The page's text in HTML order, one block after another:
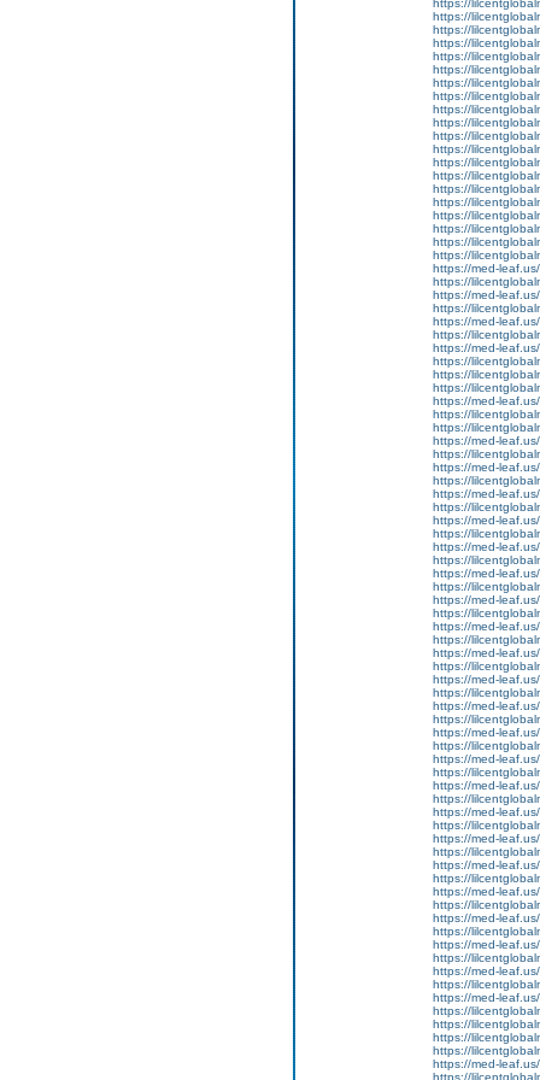
https://
https://
https://
https://
https://
https://
https://
https://
https://
https://
https://
https://
https://
https://
https://
https://
https://
https://
https://
https://
https://med-leaf.us/
https://
https://med-leaf.us/
https://
https://med-leaf.us/
https://
https://med-leaf.us/
https://
https://
https://
https://med-leaf.us/
https://
https://
https://med-leaf.us/
https://
https://med-leaf.us/
https://
https://med-leaf.us/
https://
https://med-leaf.us/
https://
https://med-leaf.us/
https://
https://med-leaf.us/
https://
https://med-leaf.us/
https://
https://med-leaf.us/
https://
https://med-leaf.us/
https://
https://med-leaf.us/
https://
https://med-leaf.us/
https://
https://med-leaf.us/
https://
https://med-leaf.us/
https://
https://med-leaf.us/
https://
https://med-leaf.us/
https://
https://med-leaf.us/
https://
https://med-leaf.us/
https://
https://med-leaf.us/
https://
https://med-leaf.us/
https://
https://med-leaf.us/
https://
https://med-leaf.us/
https://
https://med-leaf.us/
https://
https://
https://
https://
https://med-leaf.us/
https://